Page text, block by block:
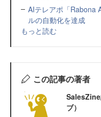
AIテレアポ「Rabona
ルの自動化を達成
もっと読む
この記事の著者
SalesZine
ブ）